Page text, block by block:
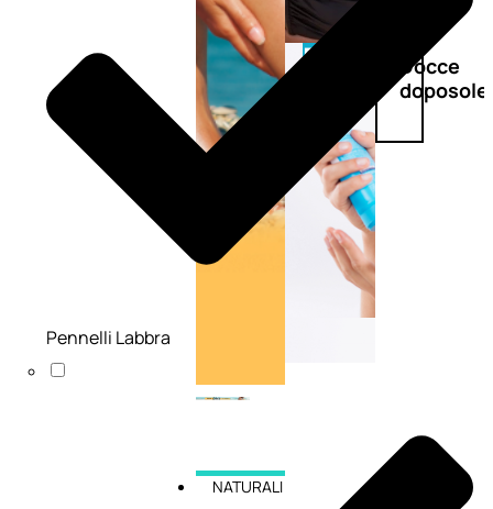
DoposoleDocce
doposole
NATURALI
Pennelli Labbra